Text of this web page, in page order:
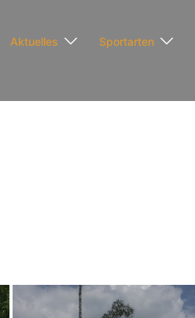
Aktuelles Sportarten